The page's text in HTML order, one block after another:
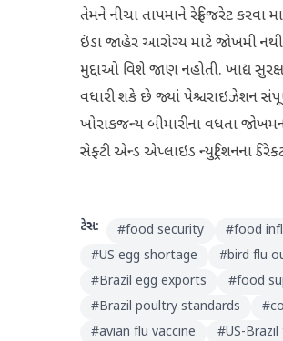
તેમને નીચા તાપમાને રેફ્રિજરેટ
ઇંડા જાહેર આરોગ્ય માટે જોખમી
મુદ્દાઓ વિશે જાણ નહોતી. ખાદ્ય
વધારી શકે છે જ્યાં પેશ્ચરાઇઝેશન
ખોરાકજન્ય બીમારીના વધતા
સેફ્ટી એન્ડ એપ્લાઇડ ન્યુટ્રિશનના
ટેગ્સ: #food security #food
#US egg shortage #bird flu
#Brazil egg exports #food
#Brazil poultry standards #
#avian flu vaccine #US-